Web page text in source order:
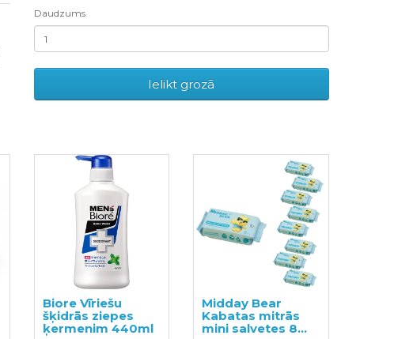
Daudzums
Ielikt grozā
Biore Vīriešu
šķidrās ziepes
ķermenim 440ml
Midday Bear
Kabatas mitrās
mini salvetes 8